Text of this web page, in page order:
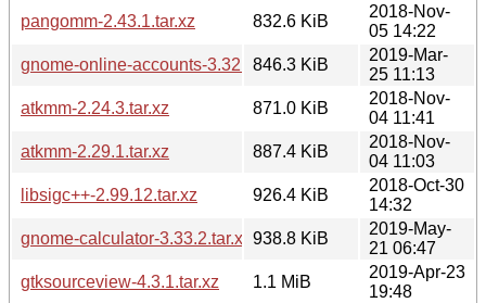
pangomm-2.43.1.tar.xz
832.6 KiB
2018-Nov-
05 14:22
gnome-online-accounts-3.32.0.tar.xz
846.3 KiB
2019-Mar-
25 11:13
atkmm-2.24.3.tar.xz
871.0 KiB
2018-Nov-
04 11:41
atkmm-2.29.1.tar.xz
887.4 KiB
2018-Nov-
04 11:03
libsigc++-2.99.12.tar.xz
926.4 KiB
2018-Oct-30
14:32
gnome-calculator-3.33.2.tar.xz 938.8 KiB
2019-May-
21 06:47
gtksourceview-4.3.1.tar.xz
1.1 MiB
2019-Apr-23
19:48